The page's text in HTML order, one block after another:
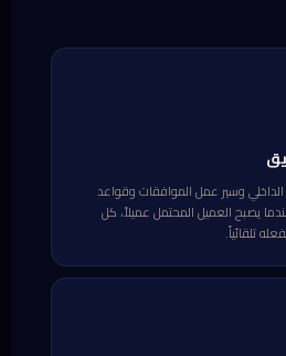
وسير عمل الموافقات وقواعد
يصبح العميل المحتمل عميلاً، كل
تلقائياً.